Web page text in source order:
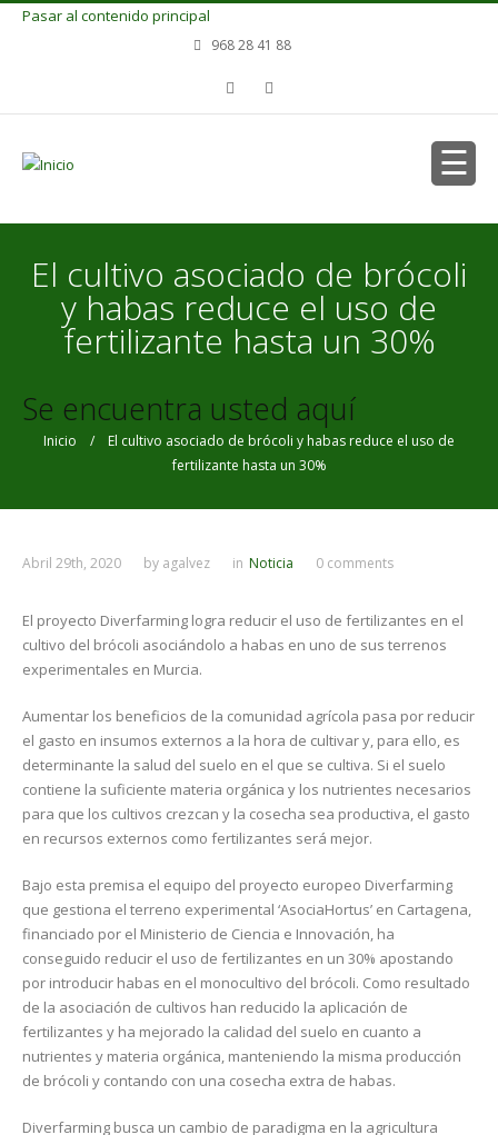
Pasar al contenido principal
968 28 41 88
El cultivo asociado de brócoli
y habas reduce el uso de
fertilizante hasta un 30%
Se encuentra usted aquí
Inicio / El cultivo asociado de brócoli y habas reduce el uso de
fertilizante hasta un 30%
Abril 29th, 2020 by agalvez in Noticia 0 comments
El proyecto Diverfarming logra reducir el uso de fertilizantes en el
cultivo del brócoli asociándolo a habas en uno de sus terrenos
experimentales en Murcia.
Aumentar los beneficios de la comunidad agrícola pasa por reducir
el gasto en insumos externos a la hora de cultivar y, para ello, es
determinante la salud del suelo en el que se cultiva. Si el suelo
contiene la suficiente materia orgánica y los nutrientes necesarios
para que los cultivos crezcan y la cosecha sea productiva, el gasto
en recursos externos como fertilizantes será mejor.
Bajo esta premisa el equipo del proyecto europeo Diverfarming
que gestiona el terreno experimental ‘AsociaHortus’ en Cartagena,
financiado por el Ministerio de Ciencia e Innovación, ha
conseguido reducir el uso de fertilizantes en un 30% apostando
por introducir habas en el monocultivo del brócoli. Como resultado
de la asociación de cultivos han reducido la aplicación de
fertilizantes y ha mejorado la calidad del suelo en cuanto a
nutrientes y materia orgánica, manteniendo la misma producción
de brócoli y contando con una cosecha extra de habas.
Diverfarming busca un cambio de paradigma en la agricultura